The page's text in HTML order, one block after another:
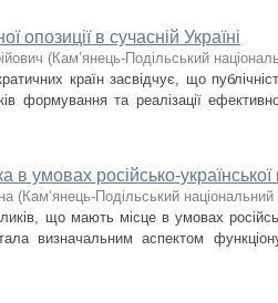
опозиції в сучасній Україні
(Кам’янець-Подільський
країн засвідчує, що
формування та реалізації
в умовах російсько-української
(Кам’янець-Подільський національний
що мають місце в умовах
визначальним аспектом